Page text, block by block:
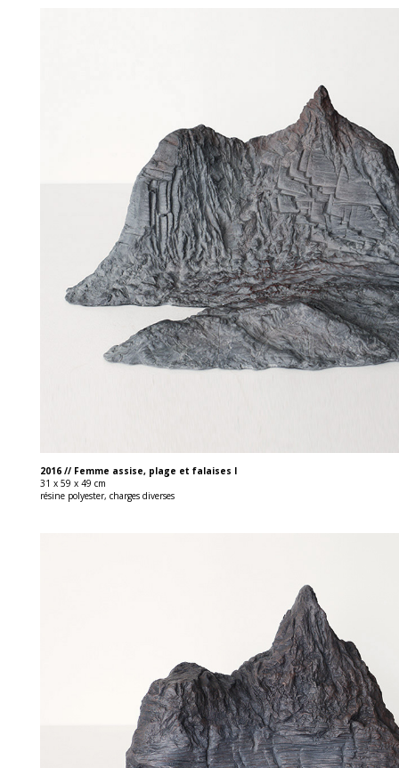
2016 // Femme assise, plage et falaises I
31 x 59 x 49 cm
résine polyester, charges diverses